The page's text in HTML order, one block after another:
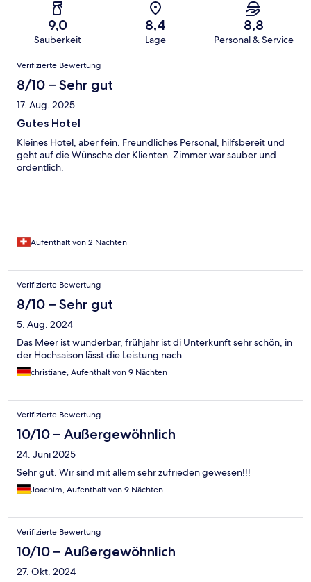
9,0
Sauberkeit
8,4
Lage
8,8
Personal & Service
Bewertungen
Verifizierte Bewertung
8/10 – Sehr gut
17. Aug. 2025
Gutes Hotel
Kleines Hotel, aber fein. Freundliches Personal, hilfsbereit und
geht auf die Wünsche der Klienten. Zimmer war sauber und
ordentlich.
Aufenthalt von 2 Nächten
Verifizierte Bewertung
8/10 – Sehr gut
5. Aug. 2024
Das Meer ist wunderbar, frühjahr ist di Unterkunft sehr schön, in
der Hochsaison lässt die Leistung nach
christiane, Aufenthalt von 9 Nächten
Verifizierte Bewertung
10/10 – Außergewöhnlich
24. Juni 2025
Sehr gut. Wir sind mit allem sehr zufrieden gewesen!!!
Joachim, Aufenthalt von 9 Nächten
Verifizierte Bewertung
10/10 – Außergewöhnlich
27. Okt. 2024